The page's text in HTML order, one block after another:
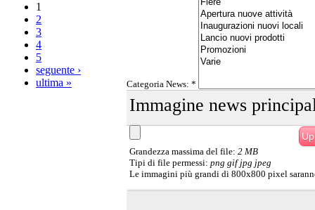
1
2
3
4
5
seguente ›
ultima »
Categoria News: *
Immagine news
Grandezza massima del file: 2 MB
Tipi di file permessi: png gif jpg jpeg
Le immagini più grandi di 800x800 pixel